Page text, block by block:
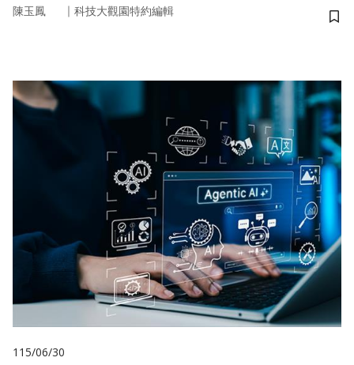
陳玉鳳 ｜ 科技大觀園特約編輯
儲
115/06/30